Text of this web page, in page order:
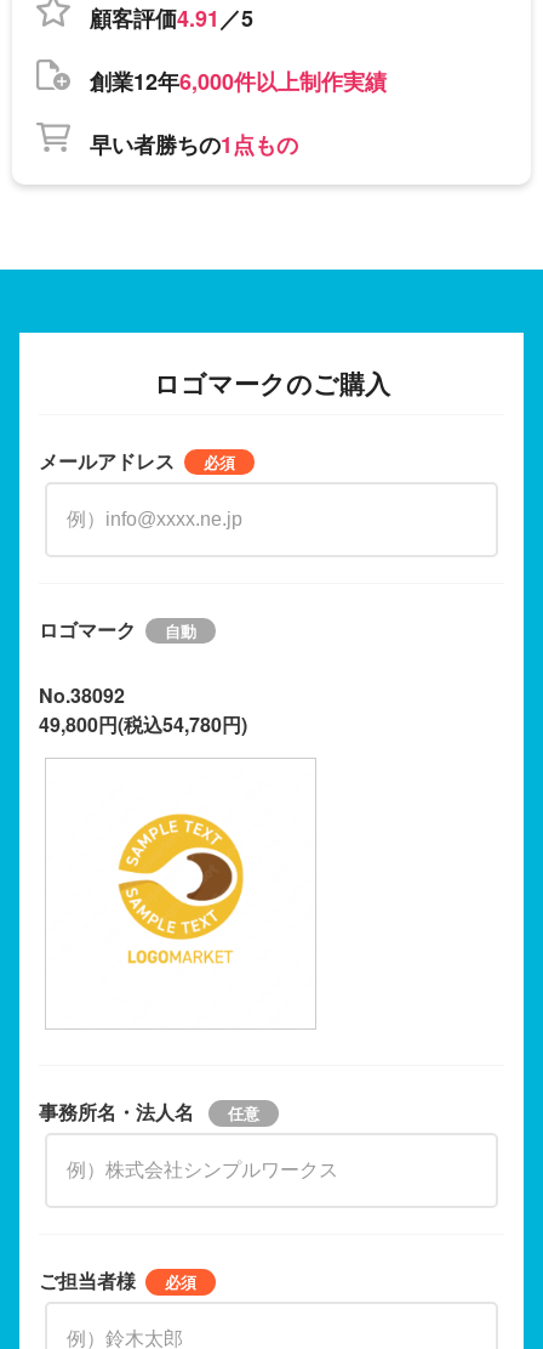
顧客評価4.91／5
創業12年6,000件以上制作実績
早い者勝ちの1点もの
ロゴマークのご購入
メールアドレス
ロゴマーク
No.38092
49,800円(税込54,780円)
事務所名・法人名
ご担当者様